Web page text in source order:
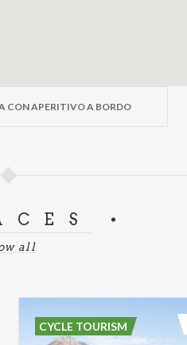
CON APERITIVO A BORDO
all
CYCLE TOURISM